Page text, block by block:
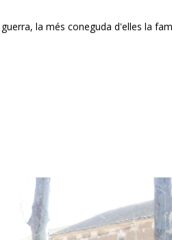
la més coneguda d'elles la